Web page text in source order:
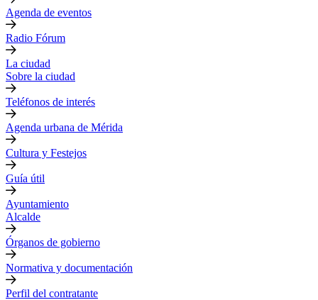
Agenda de eventos
Radio Fórum
La ciudad
Sobre la ciudad
Teléfonos de interés
Agenda urbana de Mérida
Cultura y Festejos
Guía útil
Ayuntamiento
Alcalde
Órganos de gobierno
Normativa y documentación
Perfil del contratante